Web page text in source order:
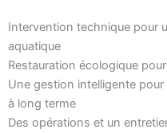
Intervention technique pour
aquatique
Restauration écologique
Une gestion intelligente
à long terme
Des opérations et un